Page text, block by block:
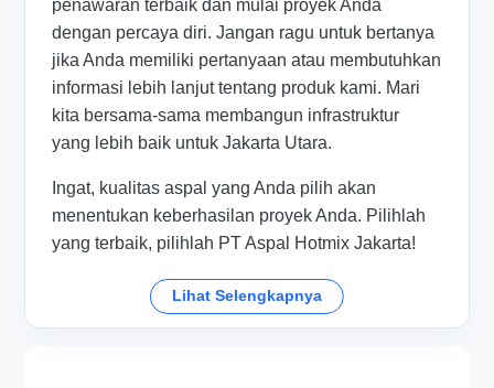
penawaran terbaik dan mulai proyek Anda
dengan percaya diri. Jangan ragu untuk bertanya
jika Anda memiliki pertanyaan atau membutuhkan
informasi lebih lanjut tentang produk kami. Mari
kita bersama-sama membangun infrastruktur
yang lebih baik untuk Jakarta Utara.
Ingat, kualitas aspal yang Anda pilih akan
menentukan keberhasilan proyek Anda. Pilihlah
yang terbaik, pilihlah PT Aspal Hotmix Jakarta!
Lihat Selengkapnya